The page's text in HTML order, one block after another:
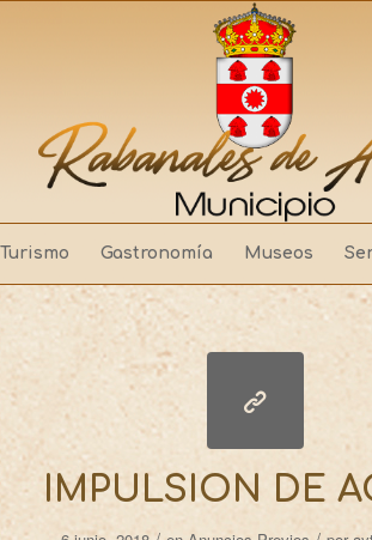
Turismo Gastronomía Museos
IMPULSION DE